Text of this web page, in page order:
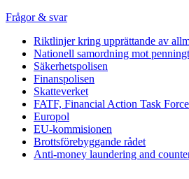
Frågor & svar
Riktlinjer kring upprättande av
Nationell samordning mot
Säkerhetspolisen
Finanspolisen
Skatteverket
FATF, Financial Action Task Force
Europol
EU-kommisionen
Brottsförebyggande rådet
Anti-money laundering and